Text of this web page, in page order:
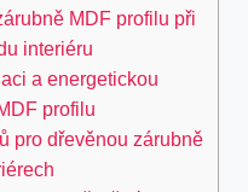
MDF profilu při
interiéru
a energetickou
profilu
pro dřevěnou zárubně